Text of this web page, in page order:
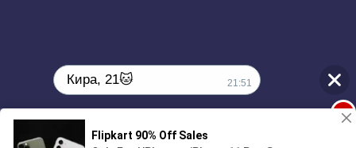
Кира, 21🐱 21:51
Поиграешь со мной? 💖🐾
1